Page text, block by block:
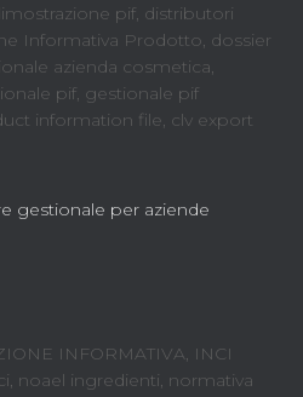
pif, distributori
Informativa Prodotto, dossier
azienda cosmetica,
pif, gestionale pif
information file, clv export
INFORMATIVA, INCI
noael ingredienti, normativa